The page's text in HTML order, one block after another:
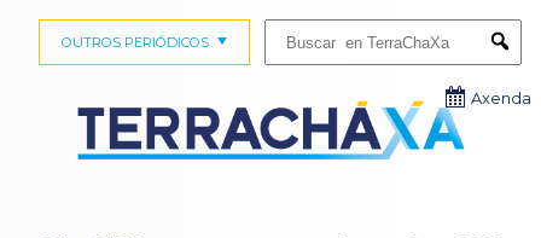
OUTROS PERIÓDICOS
Axenda